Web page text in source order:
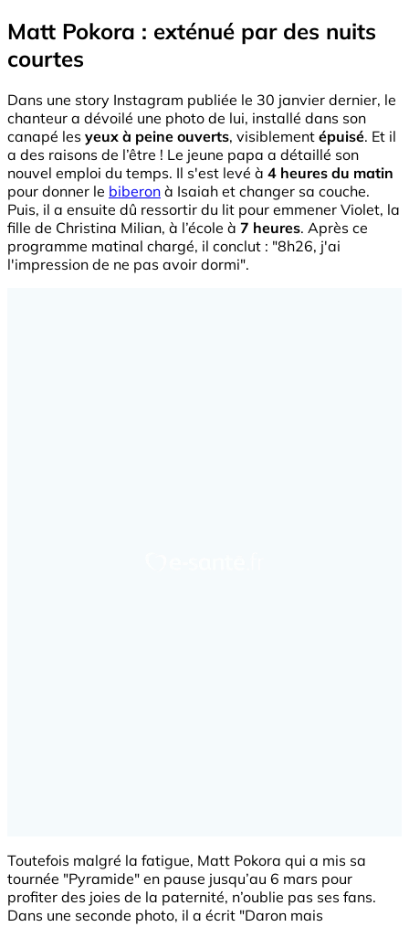
Matt Pokora : exténué par des nuits
courtes
Dans une story Instagram publiée le 30 janvier dernier, le
chanteur a dévoilé une photo de lui, installé dans son
canapé les yeux à peine ouverts, visiblement épuisé. Et il
a des raisons de l’être ! Le jeune papa a détaillé son
nouvel emploi du temps. Il s'est levé à 4 heures du matin
pour donner le biberon à Isaiah et changer sa couche.
Puis, il a ensuite dû ressortir du lit pour emmener Violet, la
fille de Christina Milian, à l’école à 7 heures. Après ce
programme matinal chargé, il conclut : "8h26, j'ai
l'impression de ne pas avoir dormi".
Toutefois malgré la fatigue, Matt Pokora qui a mis sa
tournée "Pyramide" en pause jusqu’au 6 mars pour
profiter des joies de la paternité, n’oublie pas ses fans.
Dans une seconde photo, il a écrit "Daron mais